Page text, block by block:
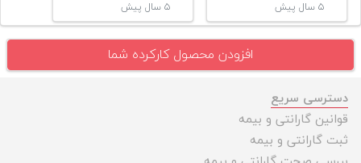
۵ سال پیش ۵ سال پیش
افزودن محصول کارکرده شما
دسترسی سریع
قوانین گارانتی و بیمه
ثبت گارانتی و بیمه